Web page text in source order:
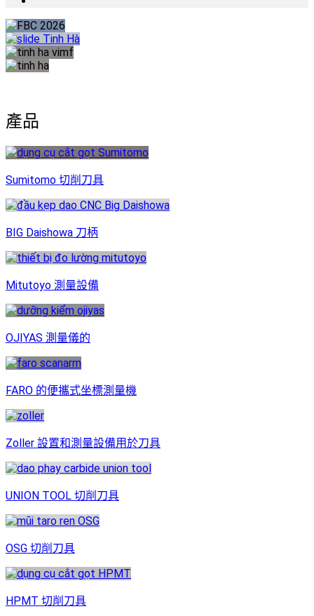
產品
Sumitomo 切削刀具
BIG Daishowa 刀柄
Mitutoyo 測量設備
OJIYAS 測量儀的
FARO 的便攜式坐標測量機
Zoller 設置和測量設備用於刀具
UNION TOOL 切削刀具
OSG 切削刀具
HPMT 切削刀具